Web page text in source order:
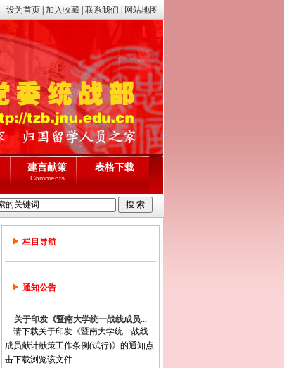
设为首页| 加入收藏| 联系我们 网站地图
建言献策
Comments
表格下载
栏目导航
通知公告
关于印发《暨南大学统一战线成员...
请下载关于印发《暨南大学统一战线
成员献计献策工作条例(试行)》的通知点
击下载浏览该文件